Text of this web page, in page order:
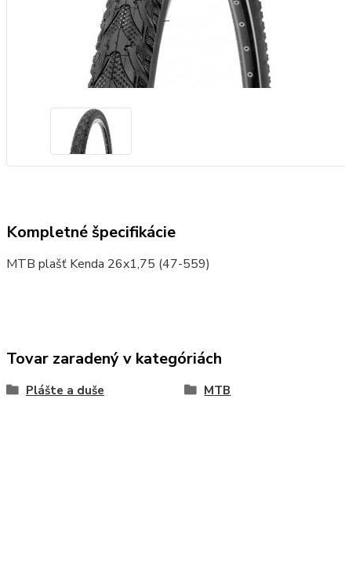
Kompletné špecifikácie
MTB plašť Kenda 26x1,75 (47-559)
Tovar zaradený v kategóriách
Plášte a duše MTB